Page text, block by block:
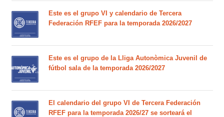
Este es el grupo VI y calendario de Tercera
Federación RFEF para la temporada 2026/2027
Este es el grupo de la Lliga Autonòmica Juvenil de
fútbol sala de la temporada 2026/2027
El calendario del grupo VI de Tercera Federación
RFEF para la temporada 2026/27 se sorteará el